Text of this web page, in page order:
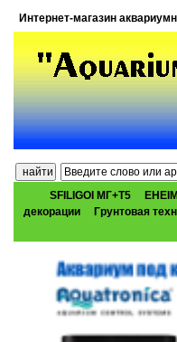
Интернет-магазин
SFILIGOI МГ+Т5 EHEIM
декорации
Грунтовая